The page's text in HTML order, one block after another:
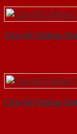
Cửa Gỗ Chống
Cửa Gỗ Chống